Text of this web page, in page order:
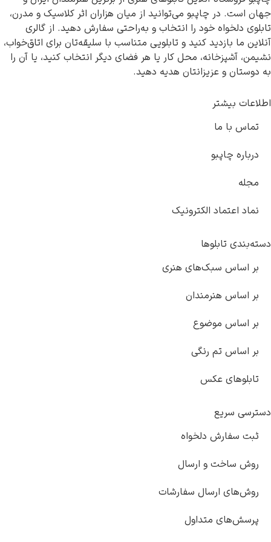
جهان است. در چاپبو می‌توانید از میان هزاران اثر کلاسیک و مدرن،
تابلوی دلخواه خود را انتخاب و به‌راحتی سفارش دهید. از گالری
آنلاین ما بازدید کنید و تابلویی متناسب با سلیقه‌تان برای اتاق‌خواب،
نشیمن، آشپزخانه، محل کار یا هر فضای دیگر انتخاب کنید، یا آن را
به دوستان و عزیزانتان هدیه دهید.
اطلاعات بیشتر
تماس با ما
درباره چاپبو
مجله
نماد اعتماد الکترونیک
دسته‌بندی تابلوها
بر اساس سبک‌های هنری
بر اساس هنرمندان
بر اساس موضوع
بر اساس تم رنگی
تابلوهای عکس
دسترسی سریع
ثبت سفارش دلخواه
روش ساخت و ارسال
روش‌های ارسال سفارشات
پرسش‌های متداول